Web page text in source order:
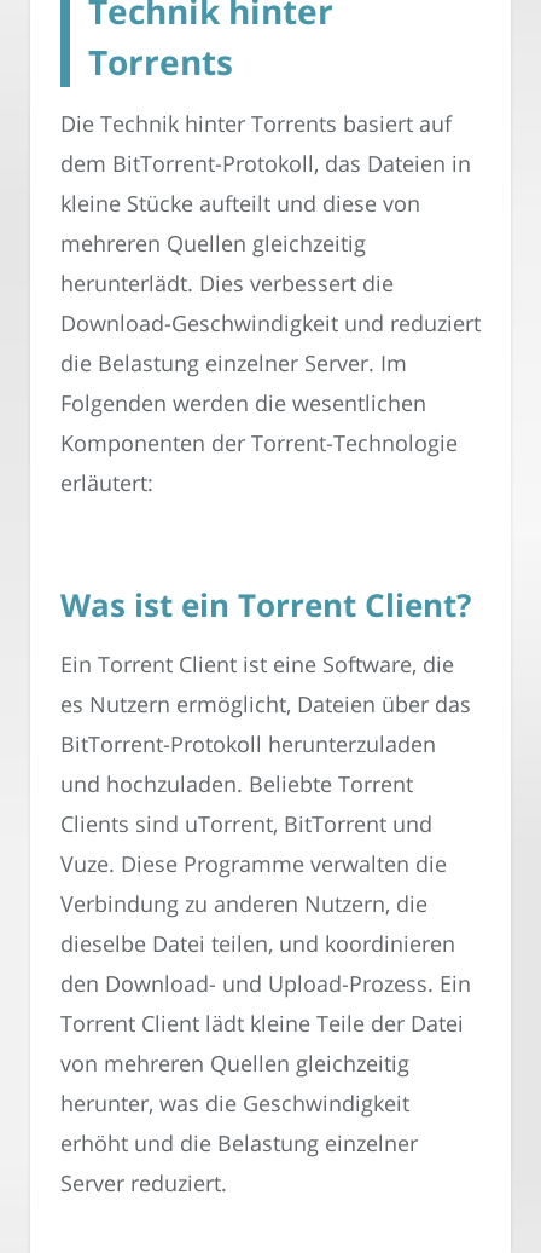
Technik hinter
Torrents
Die Technik hinter Torrents basiert auf
dem BitTorrent-Protokoll, das Dateien in
kleine Stücke aufteilt und diese von
mehreren Quellen gleichzeitig
herunterlädt. Dies verbessert die
Download-Geschwindigkeit und reduziert
die Belastung einzelner Server. Im
Folgenden werden die wesentlichen
Komponenten der Torrent-Technologie
erläutert:
Was ist ein Torrent Client?
Ein Torrent Client ist eine Software, die
es Nutzern ermöglicht, Dateien über das
BitTorrent-Protokoll herunterzuladen
und hochzuladen. Beliebte Torrent
Clients sind uTorrent, BitTorrent und
Vuze. Diese Programme verwalten die
Verbindung zu anderen Nutzern, die
dieselbe Datei teilen, und koordinieren
den Download- und Upload-Prozess. Ein
Torrent Client lädt kleine Teile der Datei
von mehreren Quellen gleichzeitig
herunter, was die Geschwindigkeit
erhöht und die Belastung einzelner
Server reduziert.